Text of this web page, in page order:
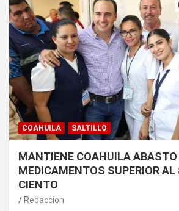
COAHUILA SALTILLO
MANTIENE COAHUILA ABASTO
MEDICAMENTOS SUPERIOR AL
CIENTO
Redaccion